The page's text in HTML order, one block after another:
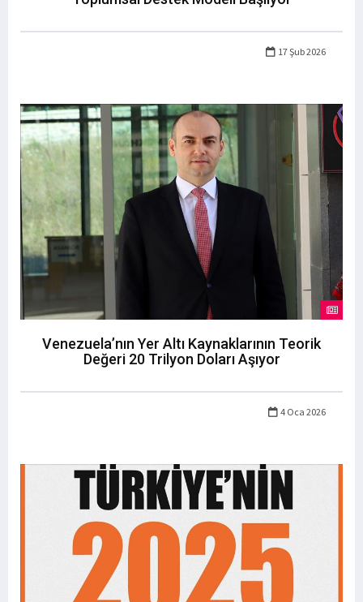
17 Şub 2026
Venezuela’nın Yer Altı Kaynaklarının Teorik
Değeri 20 Trilyon Doları Aşıyor
4 Oca 2026